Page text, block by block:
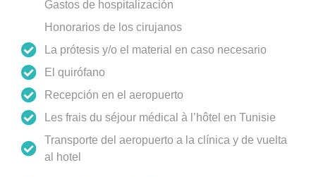
Gastos de hospitalización
Honorarios de los cirujanos
La prótesis y/o el material en caso necesario
El quirófano
Recepción en el aeropuerto
Les frais du séjour médical à l’hôtel en Tunisie
Transporte del aeropuerto a la clínica y de vuelta
al hotel